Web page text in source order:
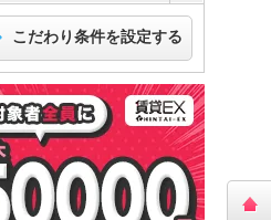
こだわり条件を設定する